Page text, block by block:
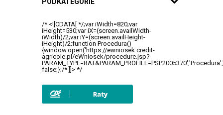
ROWERY DLA DZIECI
AKCESORIA ROWEROWE
ODZIEŻ-BUTY-OCHRONA
CZĘŚCI ROWEROWE